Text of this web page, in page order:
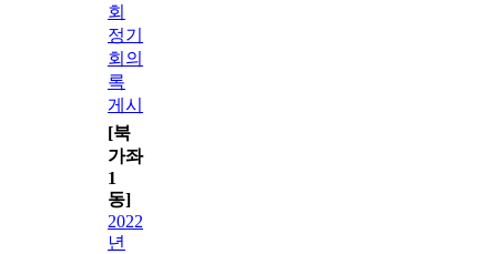
회
정기
회의
록
게시
[북
가좌
1
동]
2022
년